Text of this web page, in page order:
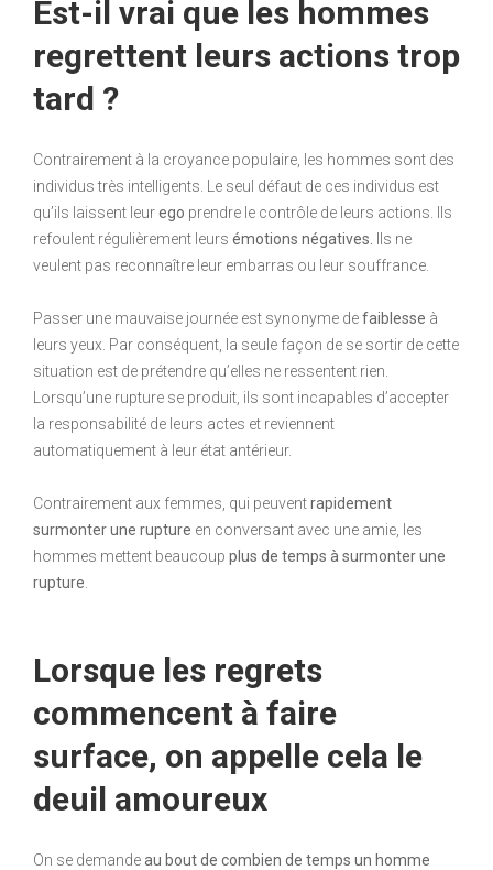
Est-il vrai que les hommes
regrettent leurs actions trop
tard ?
Contrairement à la croyance populaire, les hommes sont des
individus très intelligents. Le seul défaut de ces individus est
qu’ils laissent leurego prendre le contrôle de leurs actions. Ils
refoulent régulièrement leurs émotions négatives.
Ils ne
veulent pas reconnaître leur embarras ou leur souffrance.
Passer une mauvaise journée est synonyme defaiblesse à
leurs yeux. Par conséquent, la seule façon de se sortir de cette
situation est de prétendre qu’elles ne ressentent rien.
Lorsqu’une rupture se produit, ils sont incapables d’accepter
la responsabilité de leurs actes et reviennent
automatiquement à leur état antérieur.
Contrairement aux femmes, qui peuventrapidement
surmonter une rupture en conversant avec une amie, les
hommes mettent beaucoup plus de temps à surmonter une
rupture
Lorsque les regrets
commencent à faire
surface, on appelle cela le
deuil amoureux
On se demandeau bout de combien de temps un homme